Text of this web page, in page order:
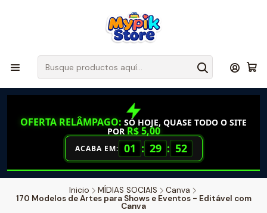
OFERTA RELÂMPAGO: SÓ HOJE, QUASE TODO O SITE
PORR$ 5,00
ACABA EM: 01 : 29 : 52
Inicio MÍDIAS SOCIAIS
Canva
170 Modelos de Artes para Shows e Eventos - Editável com
Canva